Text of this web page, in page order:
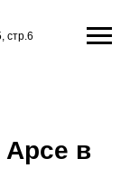
стр.6
Арсе в